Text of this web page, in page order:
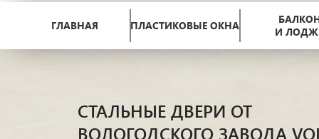
ГЛАВНАЯ ПЛАСТИКОВЫЕ ОКНА
И
СТАЛЬНЫЕ ДВЕРИ ОТ
ВОЛОГОДСКОГО ЗАВОДА